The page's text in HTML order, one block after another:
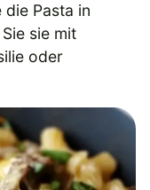
die Pasta in
sie mit
oder